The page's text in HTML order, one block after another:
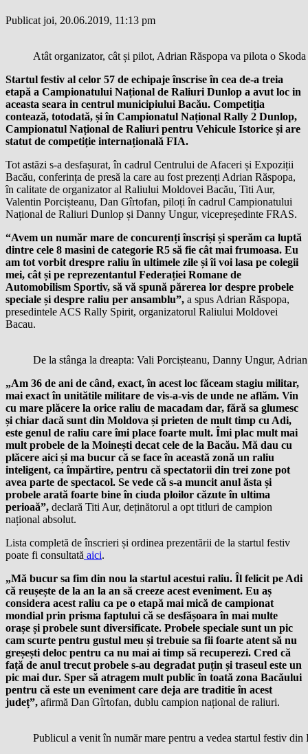
Publicat joi, 20.06.2019, 11:13 pm
Atât organizator, cât și pilot, Adrian Răspopa va pilota o
Startul festiv al celor 57 de echipaje înscrise în cea de-a treia
etapă a Campionatului Național de Raliuri Dunlop a avut loc in
aceasta seara in centrul municipiului Bacău. Competiția
contează, totodată, și în Campionatul Național Rally 2 Dunlop,
Campionatul Național de Raliuri pentru Vehicule Istorice și are
statut de competiție internațională FIA.
Tot astăzi s-a desfașurat, în cadrul Centrului de Afaceri și Expoziții
Bacău, conferința de presă la care au fost prezenți Adrian Răspopa,
în calitate de organizator al Raliului Moldovei Bacău, Titi Aur,
Valentin Porcișteanu, Dan Gîrtofan, piloți în cadrul Campionatului
Național de Raliuri Dunlop și Danny Ungur, vicepreședinte FRAS.
“Avem un număr mare de concurenți înscriși și sperăm ca luptă
dintre cele 8 masini de categorie R5 să fie cât mai frumoasa. Eu
am tot vorbit drespre raliu în ultimele zile și îi voi lasa pe colegii
mei, cât și pe reprezentantul Federației Romane de
Automobilism Sportiv, să vă spună părerea lor despre probele
speciale și despre raliu per ansamblu”, a spus Adrian Răspopa,
presedintele ACS Rally Spirit, organizatorul Raliului Moldovei
Bacau.
De la stânga la dreapta: Vali Porcișteanu, Danny Ungur,
„Am 36 de ani de când, exact, în acest loc făceam stagiu militar,
mai exact în unitătile militare de vis-a-vis de unde ne aflăm. Vin
cu mare plăcere la orice raliu de macadam dar, fără sa glumesc
și chiar dacă sunt din Moldova și prieten de mult timp cu Adi,
este genul de raliu care îmi place foarte mult. Îmi plac mult mai
mult probele de la Moinești decat cele de la Bacău. Mă dau cu
plăcere aici și ma bucur că se face în această zonă un raliu
inteligent, ca împărtire, pentru că spectatorii din trei zone pot
avea parte de spectacol. Se vede că s-a muncit anul ăsta și
probele arată foarte bine în ciuda ploilor căzute în ultima
perioaă”, declară Titi Aur, deținătorul a opt titluri de campion
național absolut.
Lista completă de înscrieri și ordinea prezentării de la startul festiv
poate fi consultată aici.
„Mă bucur sa fim din nou la startul acestui raliu. Îl felicit pe Adi
că reușește de la an la an să creeze acest eveniment. Eu aș
considera acest raliu ca pe o etapă mai mică de campionat
mondial prin prisma faptului că se desfășoara în mai multe
orașe și probele sunt diversificate. Probele speciale sunt un pic
cam scurte pentru gustul meu și trebuie sa fii foarte atent să nu
greșești deloc pentru ca nu mai ai timp să recuperezi. Cred că
față de anul trecut probele s-au degradat puțin și traseul este un
pic mai dur. Sper să atragem mult public în toată zona Bacăului
pentru că este un eveniment care deja are traditie în acest
județ”, afirmă Dan Gîrtofan, dublu campion național de raliuri.
Publicul a venit în număr mare pentru a vedea startul festiv